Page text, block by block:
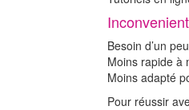
Besoin d’un
Moins rapide à
Moins adapté
Pour réussir